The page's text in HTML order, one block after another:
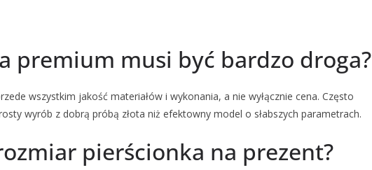
premium musi być bardzo droga?
wszystkim jakość materiałów i wykonania, a nie wyłącznie cena. Często
wyrób z dobrą próbą złota niż efektowny model o słabszych parametrach.
pierścionka na prezent?